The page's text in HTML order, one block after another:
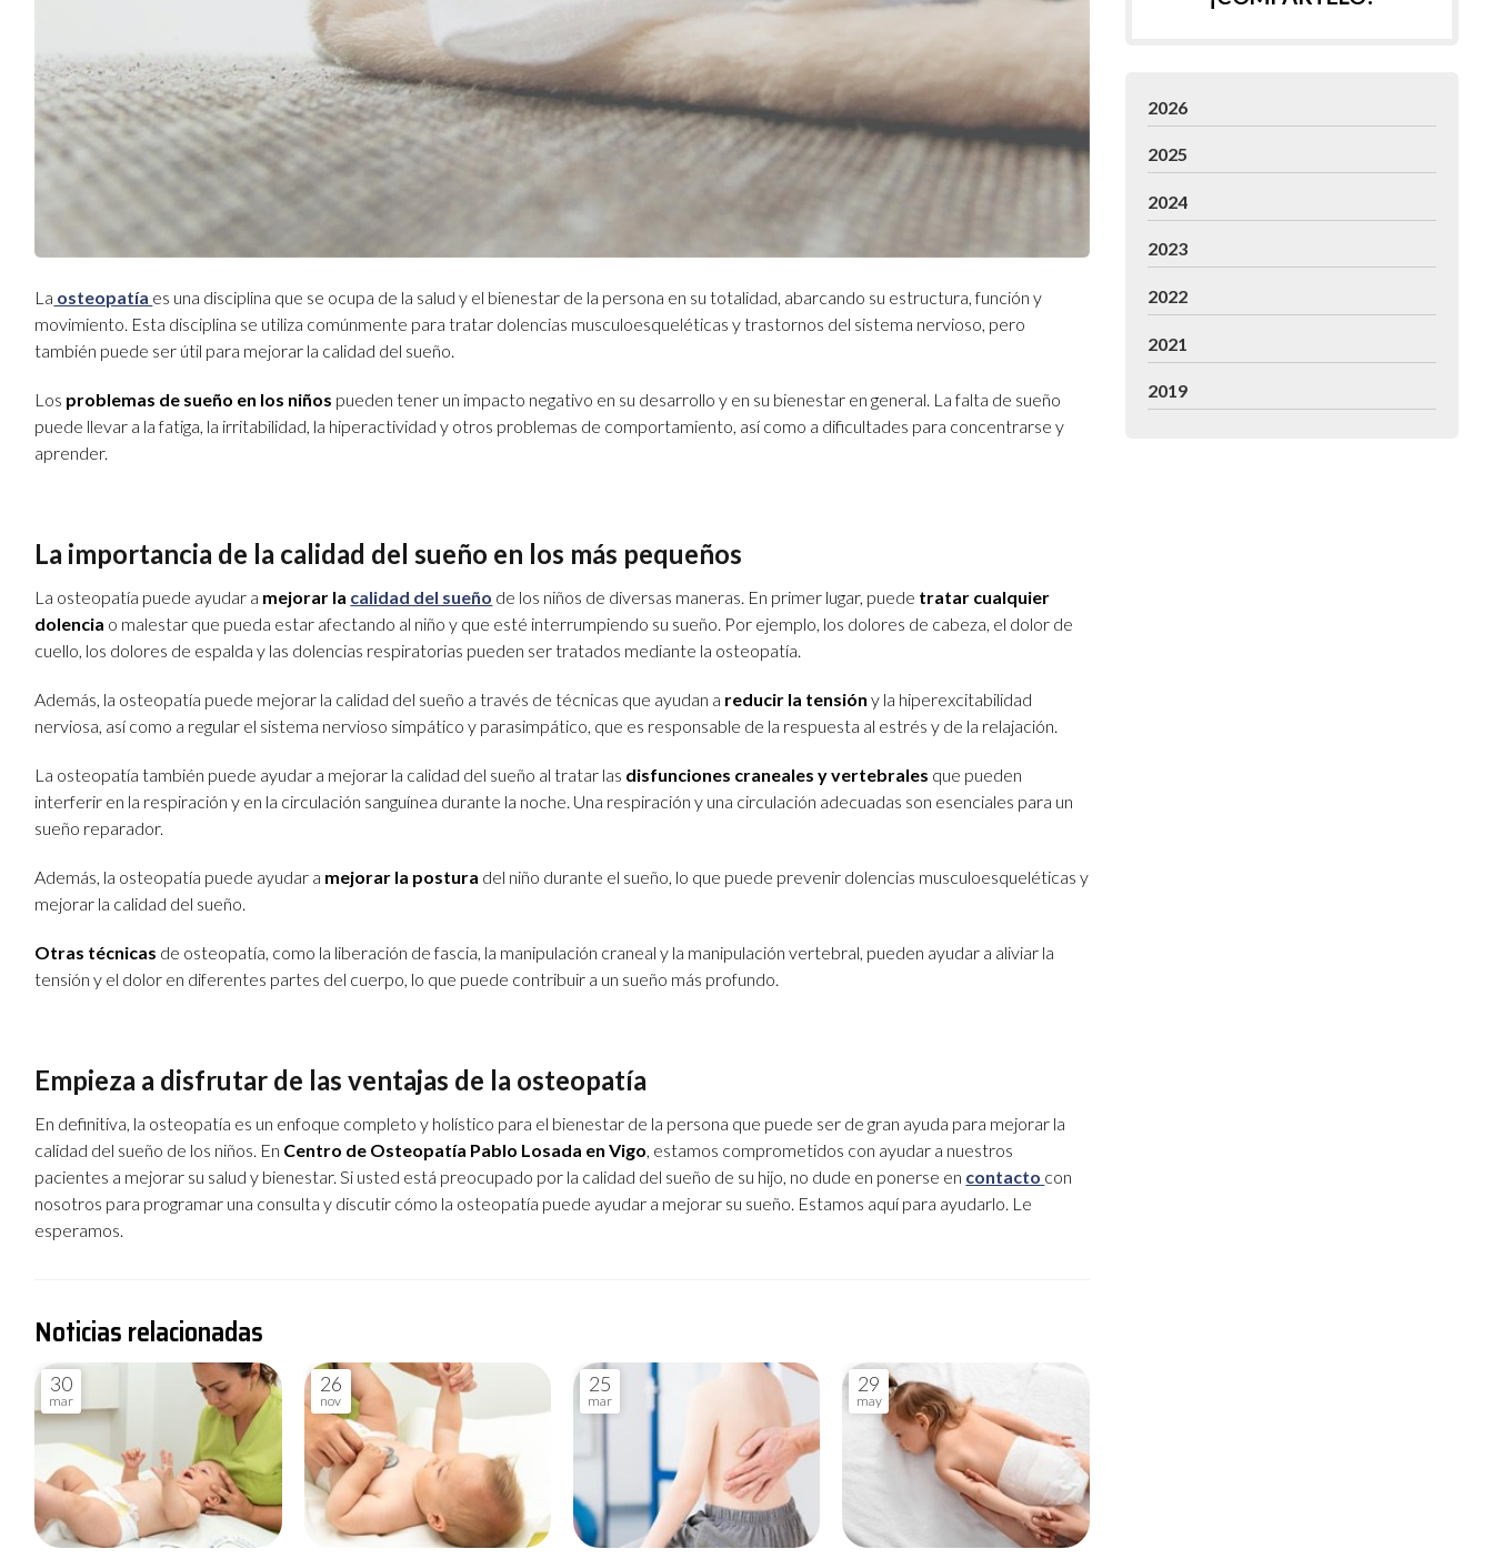
La osteopatía es una disciplina que se ocupa de la salud y el bienestar de la persona en su totalidad, abarcando su estructura, función y
movimiento. Esta disciplina se utiliza comúnmente para tratar dolencias musculoesqueléticas y trastornos del sistema nervioso, pero
también puede ser útil para mejorar la calidad del sueño.
Los problemas de sueño en los niños pueden tener un impacto negativo en su desarrollo y en su bienestar en general. La falta de sueño
puede llevar a la fatiga, la irritabilidad, la hiperactividad y otros problemas de comportamiento, así como a dificultades para concentrarse y
aprender.
La importancia de la calidad del sueño en los más pequeños
La osteopatía puede ayudar a mejorar la calidad del sueño de los niños de diversas maneras. En primer lugar, puede tratar cualquier
dolencia o malestar que pueda estar afectando al niño y que esté interrumpiendo su sueño. Por ejemplo, los dolores de cabeza, el dolor de
cuello, los dolores de espalda y las dolencias respiratorias pueden ser tratados mediante la osteopatía.
Además, la osteopatía puede mejorar la calidad del sueño a través de técnicas que ayudan a reducir la tensión y la hiperexcitabilidad
nerviosa, así como a regular el sistema nervioso simpático y parasimpático, que es responsable de la respuesta al estrés y de la relajación.
La osteopatía también puede ayudar a mejorar la calidad del sueño al tratar las disfunciones craneales y vertebrales que pueden
interferir en la respiración y en la circulación sanguínea durante la noche. Una respiración y una circulación adecuadas son esenciales para un
sueño reparador.
Además, la osteopatía puede ayudar a mejorar la postura del niño durante el sueño, lo que puede prevenir dolencias musculoesqueléticas y
mejorar la calidad del sueño.
Otras técnicas de osteopatía, como la liberación de fascia, la manipulación craneal y la manipulación vertebral, pueden ayudar a aliviar la
tensión y el dolor en diferentes partes del cuerpo, lo que puede contribuir a un sueño más profundo.
Empieza a disfrutar de las ventajas de la osteopatía
En definitiva, la osteopatía es un enfoque completo y holístico para el bienestar de la persona que puede ser de gran ayuda para mejorar la
calidad del sueño de los niños. En Centro de Osteopatía Pablo Losada en Vigo, estamos comprometidos con ayudar a nuestros
pacientes a mejorar su salud y bienestar. Si usted está preocupado por la calidad del sueño de su hijo, no dude en ponerse en contacto con
nosotros para programar una consulta y discutir cómo la osteopatía puede ayudar a mejorar su sueño. Estamos aquí para ayudarlo. Le
esperamos.
Noticias relacionadas
30
mar
26
nov
25
mar
29
may
2026
2025
2024
2023
2022
2021
2019